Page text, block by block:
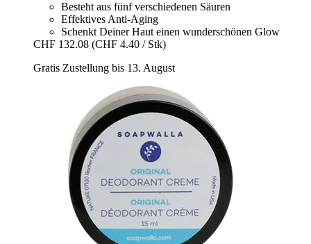
Besteht aus fünf verschiedenen Säuren
Effektives Anti-Aging
Schenkt Deiner Haut einen wunderschönen Glow
CHF 132.08 (CHF 4.40 / Stk)
Gratis Zustellung bis 13. August